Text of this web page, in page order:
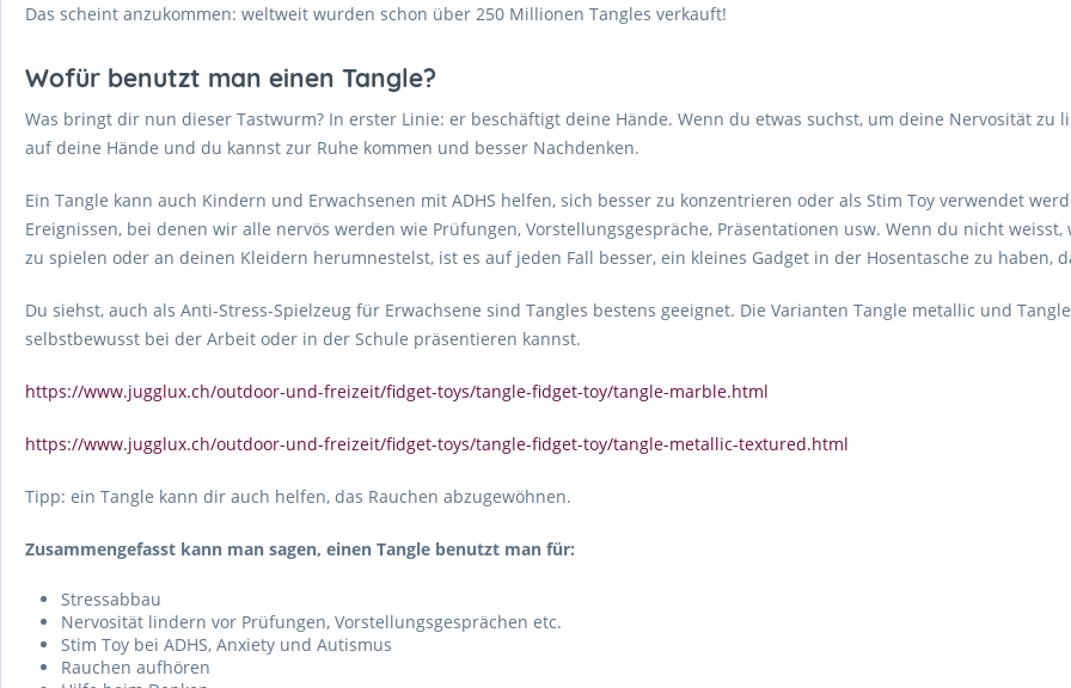
Das scheint anzukommen: weltweit wurden schon über 250 Millionen Tangles verkauft!
Wofür benutzt man einen Tangle?
Was bringt dir nun dieser Tastwurm? In erster Linie: er beschäftigt deine Hände. Wenn du etwas suchst, um deine Nervosität
auf deine Hände und du kannst zur Ruhe kommen und besser Nachdenken.
Ein Tangle kann auch Kindern und Erwachsenen mit ADHS helfen, sich besser zu konzentrieren oder als Stim Toy verwendet
Ereignissen, bei denen wir alle nervös werden wie Prüfungen, Vorstellungsgespräche, Präsentationen usw. Wenn du nicht
zu spielen oder an deinen Kleidern herumnestelst, ist es auf jeden Fall besser, ein kleines Gadget in der Hosentasche zu haben,
Du siehst, auch als Anti-Stress-Spielzeug für Erwachsene sind Tangles bestens geeignet. Die Varianten Tangle metallic und
selbstbewusst bei der Arbeit oder in der Schule präsentieren kannst.
https://www.jugglux.ch/outdoor-und-freizeit/fidget-toys/tangle-fidget-toy/tangle-marble.html
https://www.jugglux.ch/outdoor-und-freizeit/fidget-toys/tangle-fidget-toy/tangle-metallic-textured.html
Tipp: ein Tangle kann dir auch helfen, das Rauchen abzugewöhnen.
Zusammengefasst kann man sagen, einen Tangle benutzt man für:
Stressabbau
Nervosität lindern vor Prüfungen, Vorstellungsgesprächen etc.
Stim Toy bei ADHS, Anxiety und Autismus
Rauchen aufhören